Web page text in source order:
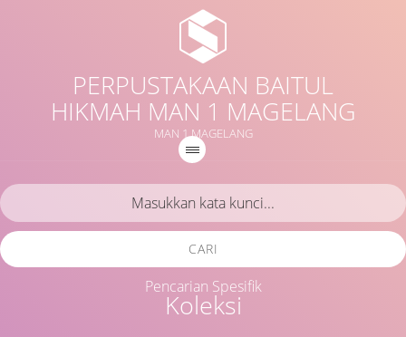
PERPUSTAKAAN BAITUL
HIKMAH MAN 1 MAGELANG
MAN 1 MAGELANG
Koleksi
CARI
Pencarian Spesifik